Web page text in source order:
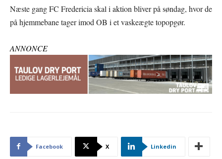
Næste gang FC Fredericia skal i aktion bliver på søndag, hvor de
på hjemmebane tager imod OB i et vaskeægte topopgør.
ANNONCE
Facebook X Linkedin